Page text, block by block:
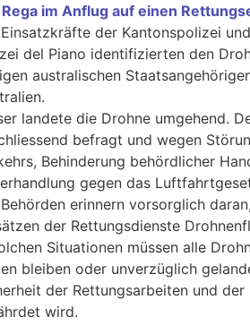
im Anflug auf einen
der Kantonspolizei
del Piano identifizierten den
australischen
landete die Drohne umgehend.
befragt und wegen
Behinderung behördlicher
gegen das
erinnern vorsorglich
der Rettungsdienste
Situationen müssen alle
bleiben oder unverzüglich
der Rettungsarbeiten und
wird.